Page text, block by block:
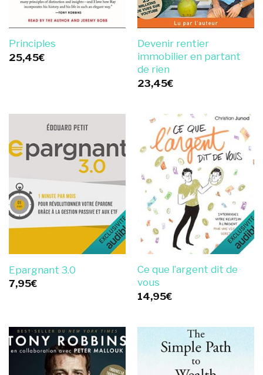
Principles
25,45€
Devenir rentier
immobilier en partant
de rien
23,45€
Epargnant 3.0
7,95€
Ce que l’argent dit de
vous
14,95€